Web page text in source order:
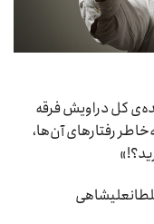
کل دراویش فرقه
رفتارهای آن‌ها،